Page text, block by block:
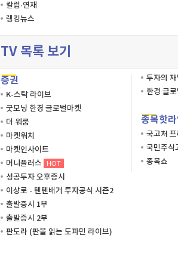
칼럼·연재
랭킹뉴스
TV 목록 보기
증권
K-스탁 라이브
굿모닝 한경 글로벌마켓
더 워룸
마켓워치
마켓인사이트
머니플러스
HOT
성공투자 오후증시
이상로 - 텐텐배거 투자공식 시즌2
출발증시 1부
출발증시 2부
판도라 (판을 읽는 도파민 라이브)
투자의
한경 글
종목핫
국고처
국민주식
종목쇼